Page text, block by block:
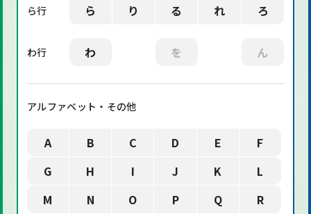
ら行 ら り る れ ろ
わ行 わ を ん
アルファベット・その他
A B C D E
F
G
H I J K
L
M
N O P Q
R